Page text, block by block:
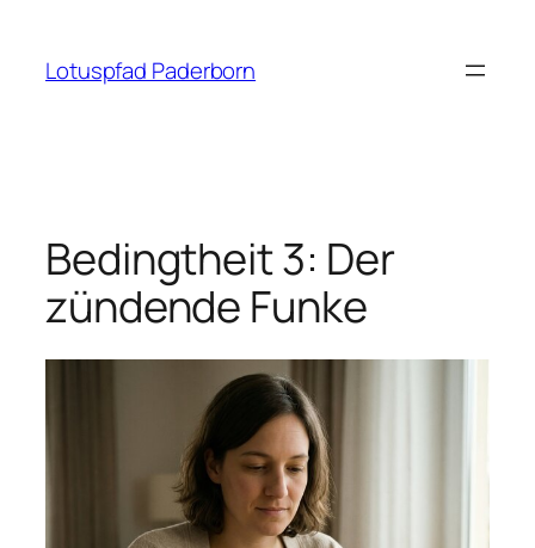
springen
Lotuspfad Paderborn
Bedingtheit 3: Der
zündende Funke